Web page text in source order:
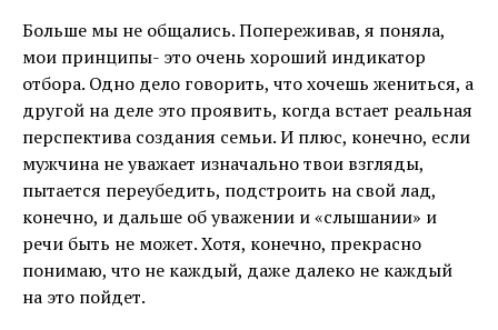
Больше мы не общались. Попереживав, я поняла,
мои принципы- это очень хороший индикатор
отбора. Одно дело говорить, что хочешь жениться, а
другой на деле это проявить, когда встает реальная
перспектива создания семьи. И плюс, конечно, если
мужчина не уважает изначально твои взгляды,
пытается переубедить, подстроить на свой лад,
конечно, и дальше об уважении и «слышании» и
речи быть не может. Хотя, конечно, прекрасно
понимаю, что не каждый, даже далеко не каждый
на это пойдет.